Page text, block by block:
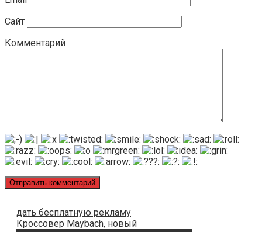
Сайт
Комментарий
дать бесплатную рекламу
Кроссовер Maybach, новый